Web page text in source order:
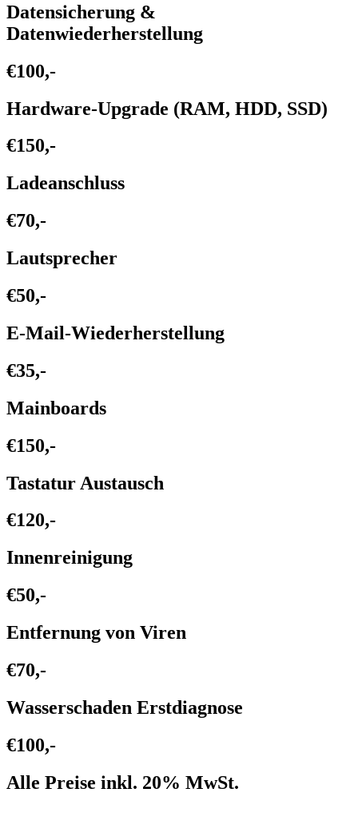
Datensicherung &
Datenwiederherstellung
€100,-
Hardware-Upgrade (RAM, HDD, SSD)
€150,-
Ladeanschluss
€70,-
Lautsprecher
€50,-
E-Mail-Wiederherstellung
€35,-
Mainboards
€150,-
Tastatur Austausch
€120,-
Innenreinigung
€50,-
Entfernung von Viren
€70,-
Wasserschaden Erstdiagnose
€100,-
Alle Preise inkl. 20% MwSt.